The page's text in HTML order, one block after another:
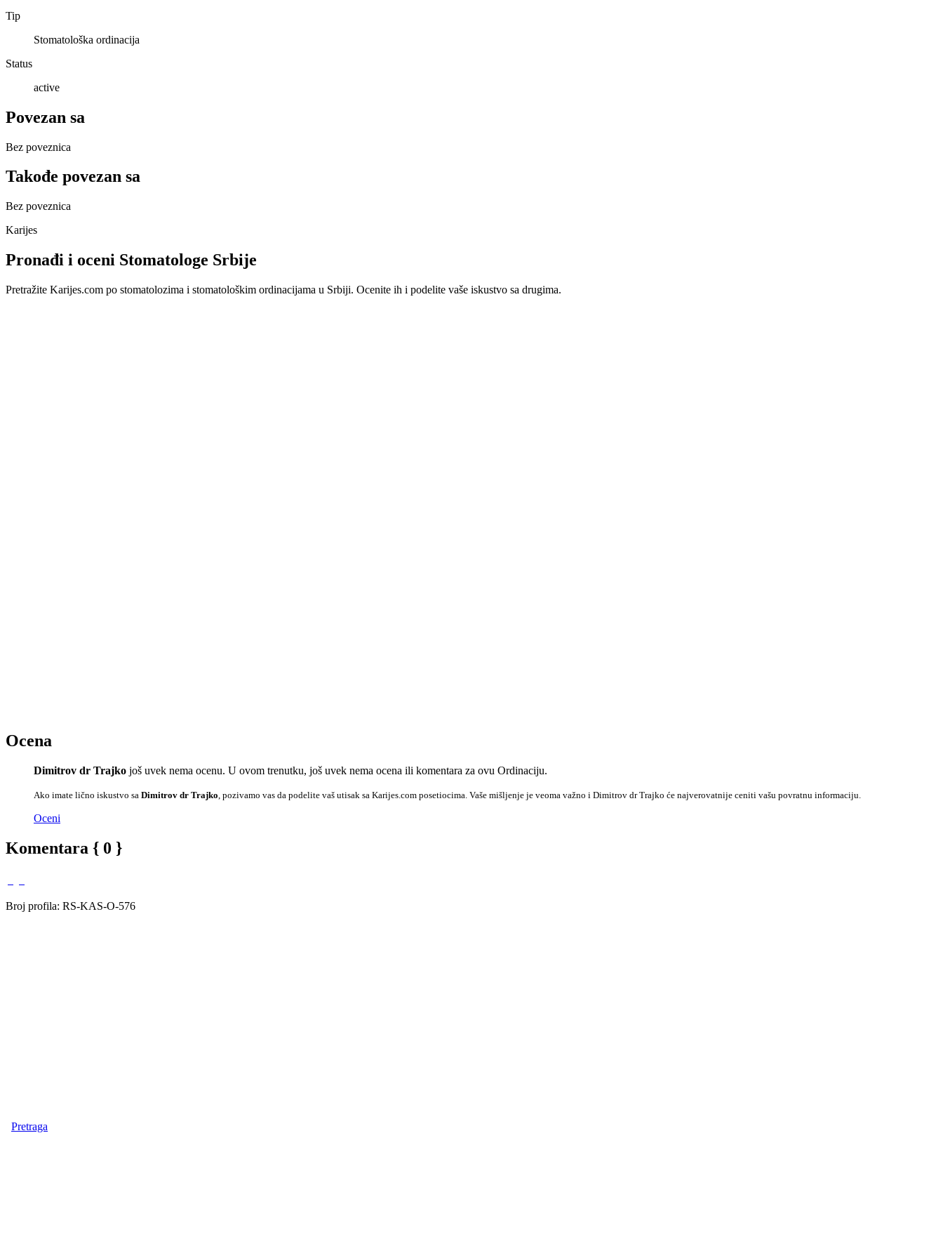
Tip
Stomatološka ordinacija
Status
active
Povezan sa
Bez poveznica
Takođe povezan sa
Bez poveznica
Karijes
Pronađi i oceni Stomatologe Srbije
Pretražite Karijes.com po stomatolozima i stomatološkim ordinacijama u Srbiji. Ocenite ih i podelite vaše iskustvo sa drugima.
Ocena
Dimitrov dr Trajko još uvek nema ocenu. U ovom trenutku, još uvek nema ocena ili komentara za ovu Ordinaciju.
Ako imate lično iskustvo sa Dimitrov dr Trajko , pozivamo vas da podelite vaš utisak sa Karijes.com posetiocima. Vaše mišljenje je veoma važno i Dimitrov dr Trajko će najverovatnije ceniti vašu povratnu informaciju.
Oceni
Komentara { 0 }
Broj profila: RS-KAS-O-576
Pretraga